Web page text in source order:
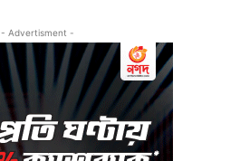
- Advertisment -